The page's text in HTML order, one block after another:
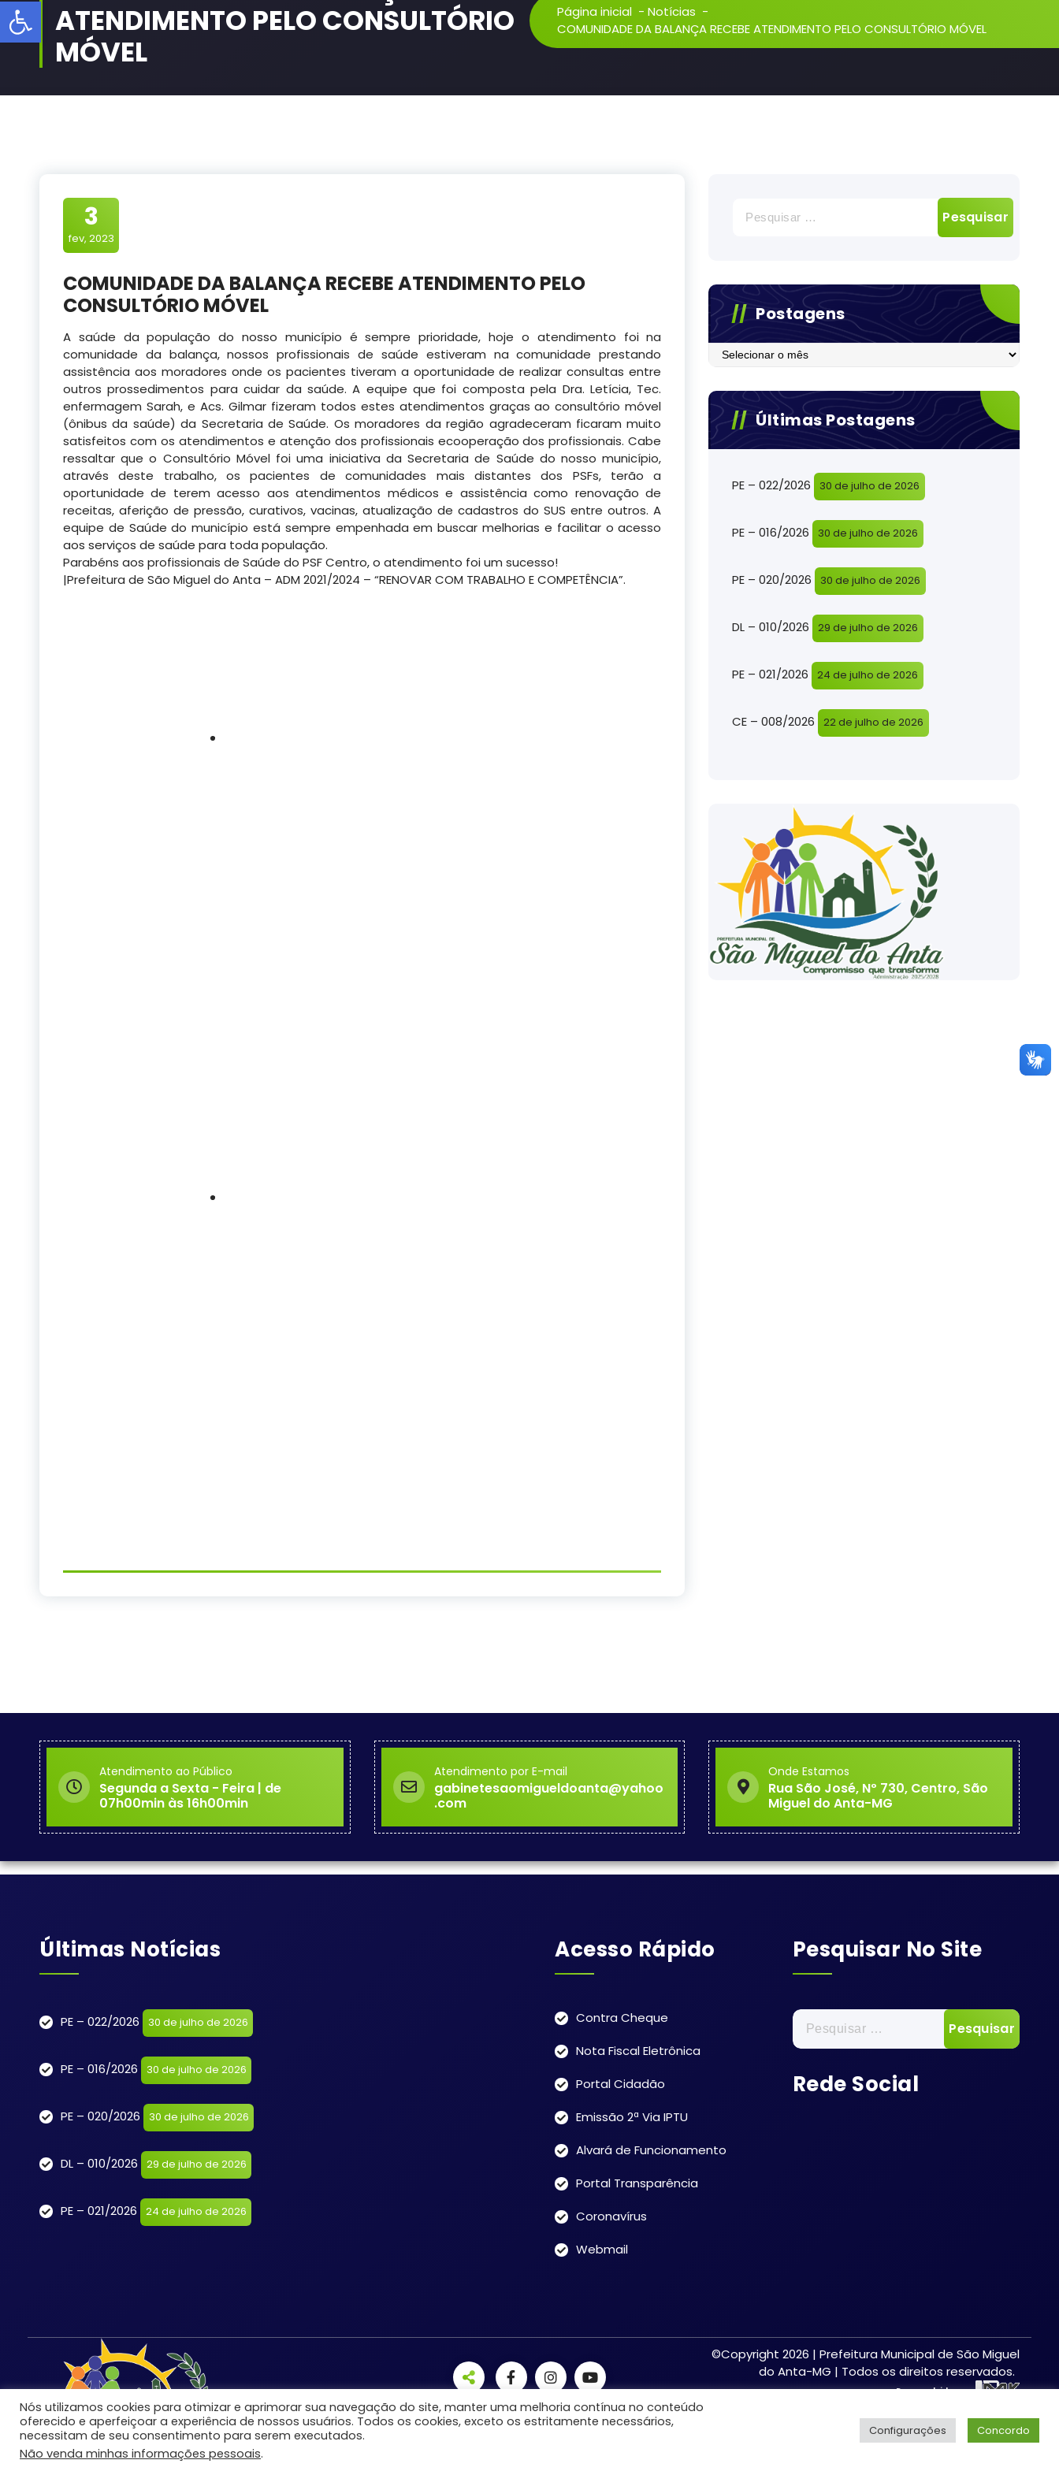
Barra de Ferramentas AbertaATENDIMENTO PELO CONSULTÓRIO
MÓVEL
Página inicial - Notícias -
COMUNIDADE DA BALANÇA RECEBE ATENDIMENTO PELO CONSULTÓRIO MÓVEL
3
fev, 2023
COMUNIDADE DA BALANÇA RECEBE ATENDIMENTO PELO
CONSULTÓRIO MÓVEL
A saúde da população do nosso município é sempre prioridade, hoje o atendimento foi na
comunidade da balança, nossos profissionais de saúde estiveram na comunidade prestando
assistência aos moradores onde os pacientes tiveram a oportunidade de realizar consultas entre
outros prossedimentos para cuidar da saúde. A equipe que foi composta pela Dra. Letícia, Tec.
enfermagem Sarah, e Acs. Gilmar fizeram todos estes atendimentos graças ao consultório móvel
(ônibus da saúde) da Secretaria de Saúde. Os moradores da região agradeceram ficaram muito
satisfeitos com os atendimentos e atenção dos profissionais ecooperação dos profissionais. Cabe
ressaltar que o Consultório Móvel foi uma iniciativa da Secretaria de Saúde do nosso município,
através deste trabalho, os pacientes de comunidades mais distantes dos PSFs, terão a
oportunidade de terem acesso aos atendimentos médicos e assistência como renovação de
receitas, aferição de pressão, curativos, vacinas, atualização de cadastros do SUS entre outros. A
equipe de Saúde do município está sempre empenhada em buscar melhorias e facilitar o acesso
aos serviços de saúde para toda população.
Parabéns aos profissionais de Saúde do PSF Centro, o atendimento foi um sucesso!
|Prefeitura de São Miguel do Anta – ADM 2021/2024 – “RENOVAR COM TRABALHO E COMPETÊNCIA”.
por:
Postagens
Postagens
Últimas Postagens
PE – 022/2026 30 de julho de 2026
PE – 016/2026 30 de julho de 2026
PE – 020/2026 30 de julho de 2026
DL – 010/2026 29 de julho de 2026
PE – 021/2026 24 de julho de 2026
CE – 008/2026 22 de julho de 2026
Atendimento ao Público
Segunda a Sexta - Feira | de
07h00min às 16h00min
Atendimento por E-mail
gabinetesaomigueldoanta@yahoo
.com
Onde Estamos
Rua São José, Nº 730, Centro, São
Miguel do Anta-MG
Últimas Notícias
PE – 022/2026 30 de julho de 2026
PE – 016/2026 30 de julho de 2026
PE – 020/2026 30 de julho de 2026
DL – 010/2026 29 de julho de 2026
PE – 021/2026 24 de julho de 2026
Acesso Rápido
Contra Cheque
Nota Fiscal Eletrônica
Portal Cidadão
Emissão 2ª Via IPTU
Alvará de Funcionamento
Portal Transparência
Coronavírus
Webmail
Pesquisar No Site
Pesquisar
por:
Rede Social
©Copyright 2026 | Prefeitura Municipal de São Miguel
do Anta-MG | Todos os direitos reservados.
Desenvolvido por:
Nós utilizamos cookies para otimizar e aprimorar sua navegação do site, manter uma melhoria contínua no conteúdo
oferecido e aperfeiçoar a experiência de nossos usuários. Todos os cookies, exceto os estritamente necessários,
necessitam de seu consentimento para serem executados.
Não venda minhas informações pessoais.
Configurações Concordo